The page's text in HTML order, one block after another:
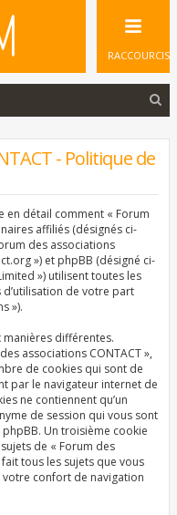
RACCOURCIS
- Politique de
détail comment « Forum
affiliés (désignés ci-
des associations
») et phpBB (désigné ci-
») utilisent toutes les
de votre part
»).
différentes.
associations CONTACT »,
de cookies qui sont de
par le navigateur internet de
ne contiennent qu’un
de session qui vous sont
Un troisième cookie
de « Forum des
tous les sujets que vous
votre confort de navigation